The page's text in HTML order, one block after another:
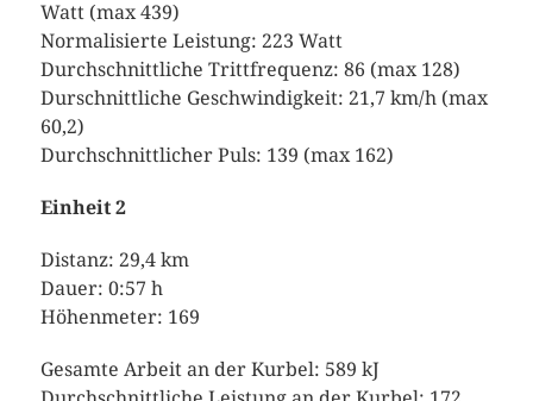
Watt (max 439)
Normalisierte Leistung: 223 Watt
Durchschnittliche Trittfrequenz: 86 (max 128)
Durschnittliche Geschwindigkeit: 21,7 km/h (max
60,2)
Durchschnittlicher Puls: 139 (max 162)
Einheit 2
Distanz: 29,4 km
Dauer: 0:57 h
Höhenmeter: 169
Gesamte Arbeit an der Kurbel: 589 kJ